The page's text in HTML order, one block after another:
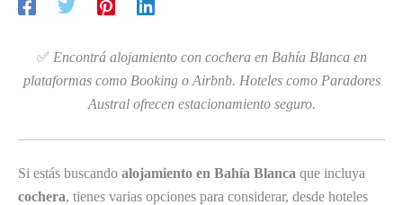
✅ Encontrá alojamiento con cochera en Bahía Blanca en
plataformas como Booking o Airbnb. Hoteles como Paradores
Austral ofrecen estacionamiento seguro.
Si estás buscando alojamiento en Bahía Blanca que incluya
cochera, tienes varias opciones para considerar, desde hoteles